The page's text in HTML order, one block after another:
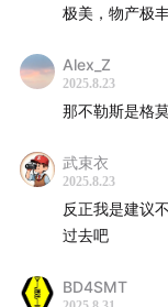
本期节目在线图
极美，物产极
Alex_Z
2025.8.23
那不勒斯是格
武束衣
2025.8.23
反正我是建议
过去吧
BD4SMT